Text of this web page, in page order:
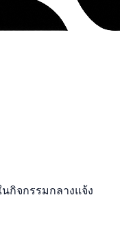
กิจกรรมกลางแจ้ง